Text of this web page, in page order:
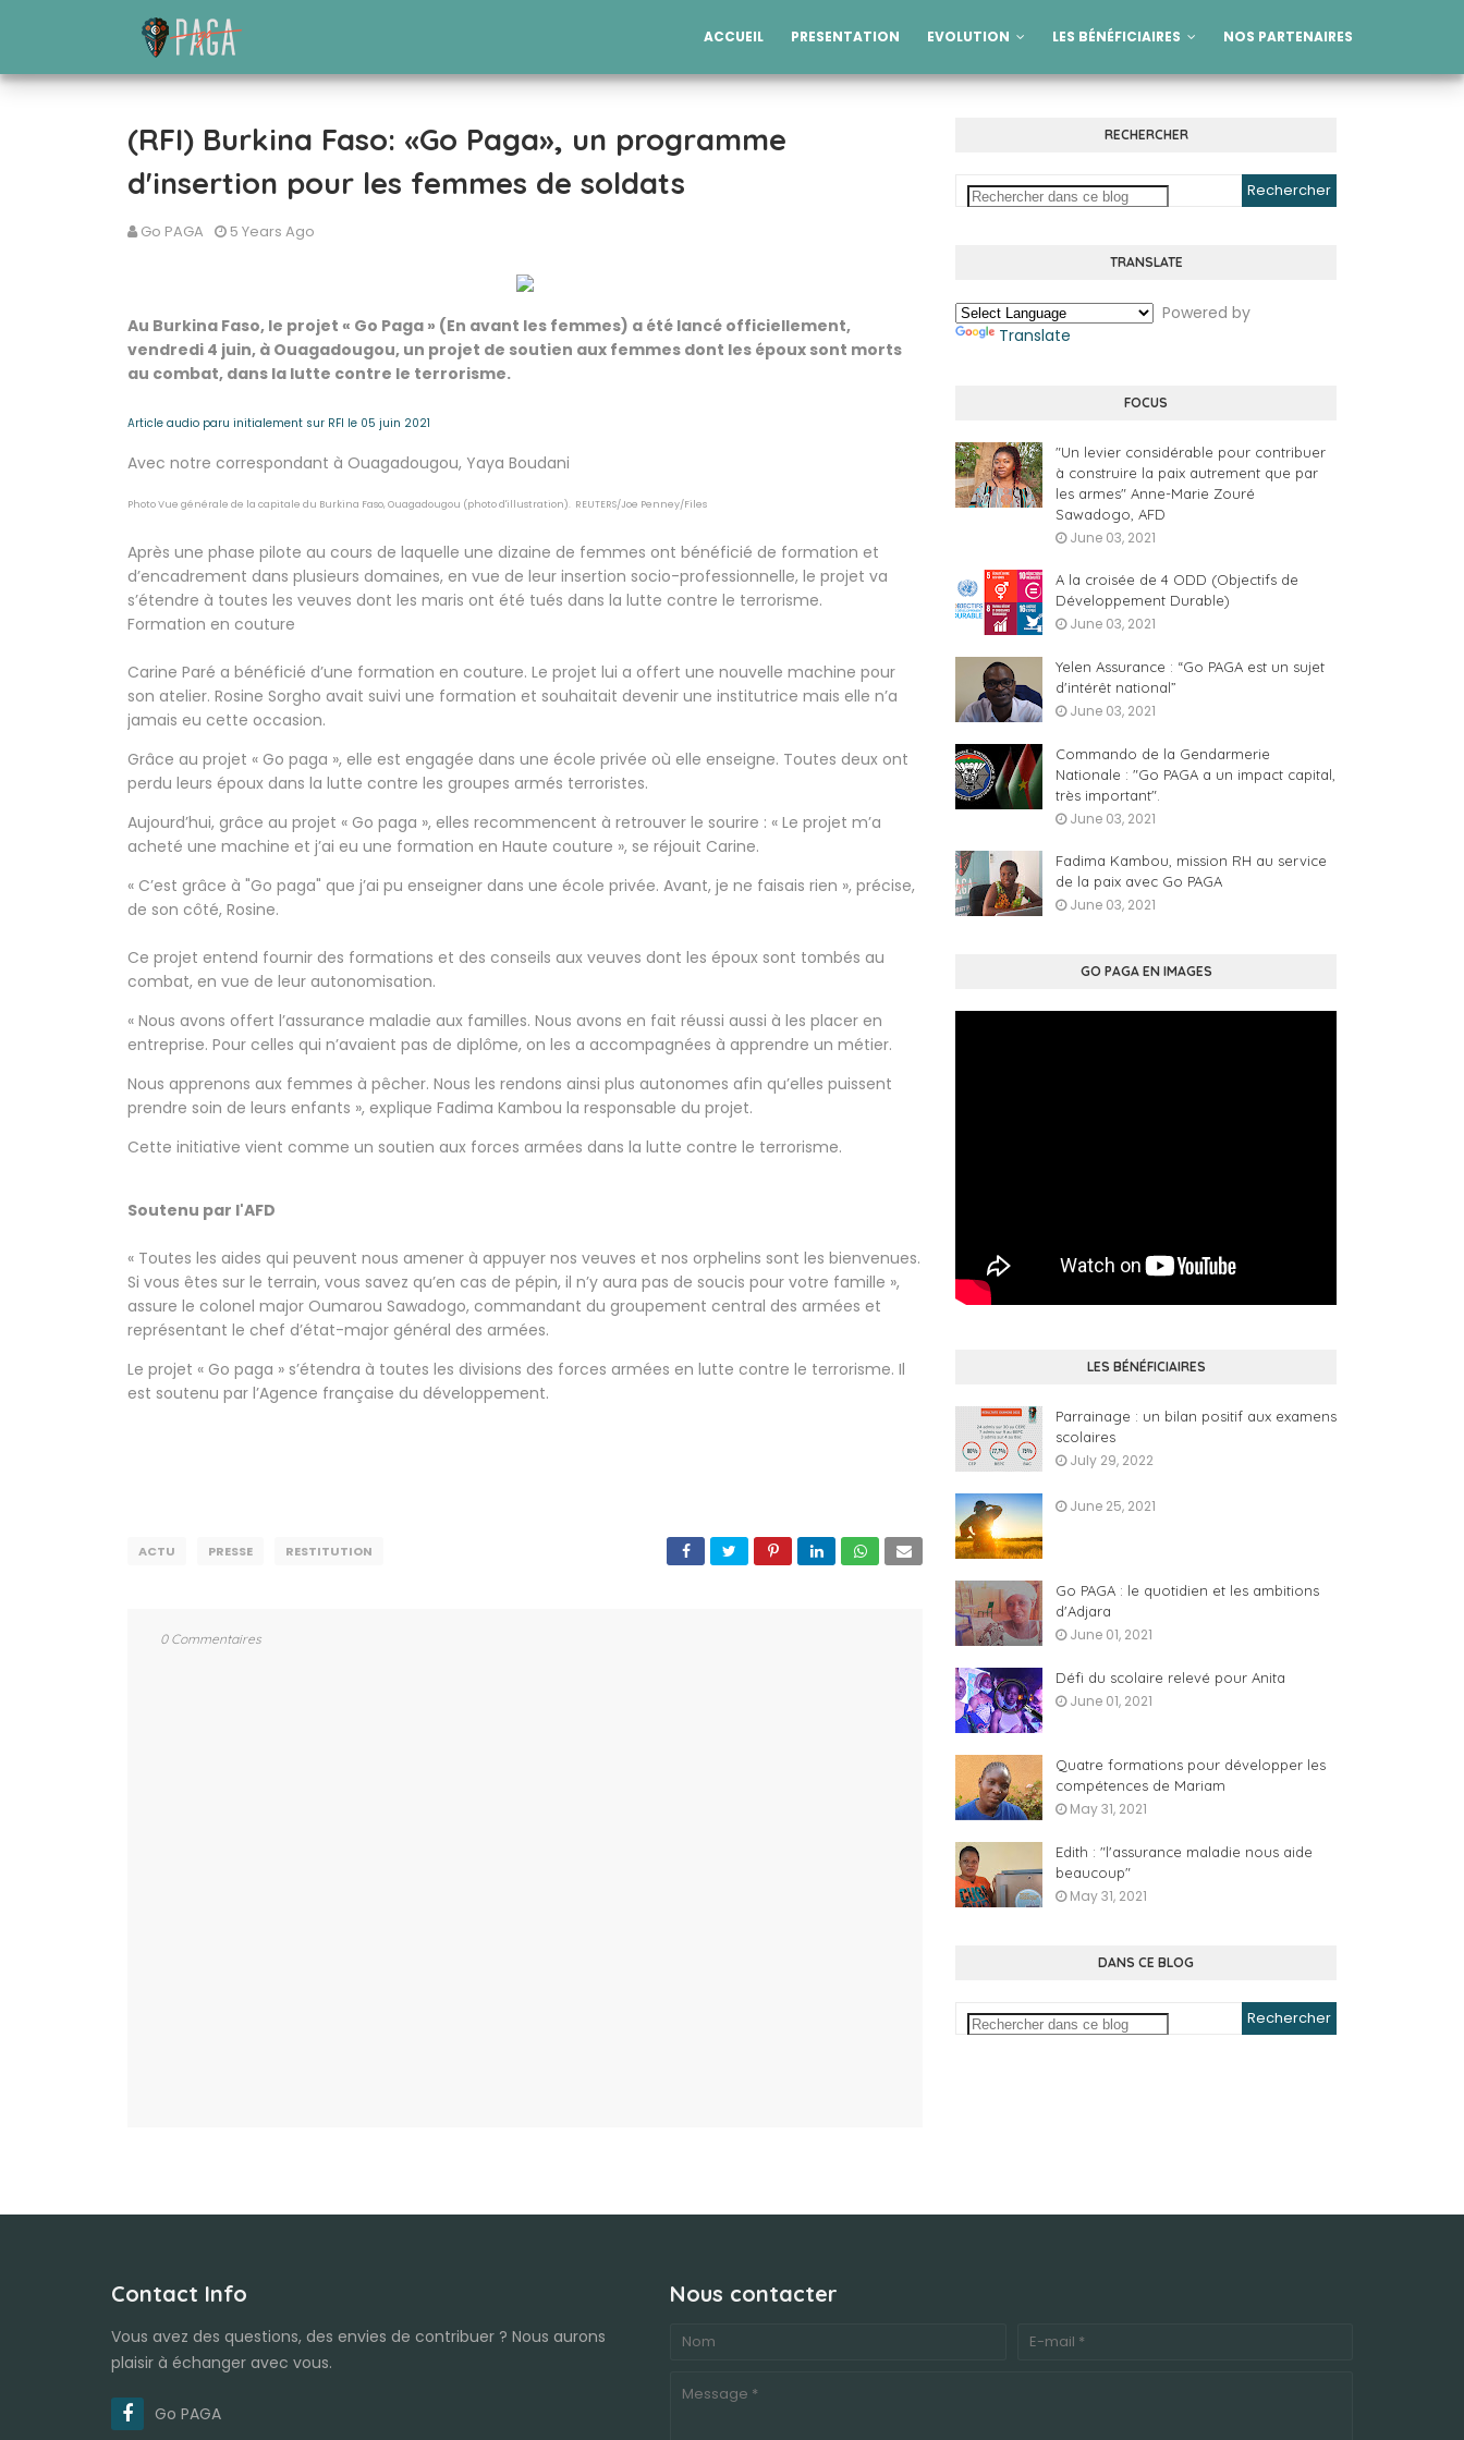
ACCUEIL PRESENTATION EVOLUTION LES BÉNÉFICIAIRES NOS PARTENAIRES
(RFI) Burkina Faso: «Go Paga», un programme
d'insertion pour les femmes de soldats
Go PAGA 5 Years Ago
Au Burkina Faso, le projet « Go Paga » (En avant les femmes) a été lancé officiellement,
vendredi 4 juin, à Ouagadougou, un projet de soutien aux femmes dont les époux sont morts
au combat, dans la lutte contre le terrorisme.
Article audio paru initialement sur RFI le 05 juin 2021
Avec notre correspondant à Ouagadougou, Yaya Boudani
Photo Vue générale de la capitale du Burkina Faso, Ouagadougou (photo d'illustration). REUTERS/Joe Penney/Files
Après une phase pilote au cours de laquelle une dizaine de femmes ont bénéficié de formation et
d’encadrement dans plusieurs domaines, en vue de leur insertion socio-professionnelle, le projet va
s’étendre à toutes les veuves dont les maris ont été tués dans la lutte contre le terrorisme.
Formation en couture
Carine Paré a bénéficié d’une formation en couture. Le projet lui a offert une nouvelle machine pour
son atelier. Rosine Sorgho avait suivi une formation et souhaitait devenir une institutrice mais elle n’a
jamais eu cette occasion.
Grâce au projet « Go paga », elle est engagée dans une école privée où elle enseigne. Toutes deux ont
perdu leurs époux dans la lutte contre les groupes armés terroristes.
Aujourd’hui, grâce au projet « Go paga », elles recommencent à retrouver le sourire : « Le projet m’a
acheté une machine et j’ai eu une formation en Haute couture », se réjouit Carine.
« C’est grâce à "Go paga" que j’ai pu enseigner dans une école privée. Avant, je ne faisais rien », précise,
de son côté, Rosine.
Ce projet entend fournir des formations et des conseils aux veuves dont les époux sont tombés au
combat, en vue de leur autonomisation.
« Nous avons offert l’assurance maladie aux familles. Nous avons en fait réussi aussi à les placer en
entreprise. Pour celles qui n’avaient pas de diplôme, on les a accompagnées à apprendre un métier.
Nous apprenons aux femmes à pêcher. Nous les rendons ainsi plus autonomes afin qu’elles puissent
prendre soin de leurs enfants », explique Fadima Kambou la responsable du projet.
Cette initiative vient comme un soutien aux forces armées dans la lutte contre le terrorisme.
Soutenu par l'AFD
« Toutes les aides qui peuvent nous amener à appuyer nos veuves et nos orphelins sont les bienvenues.
Si vous êtes sur le terrain, vous savez qu’en cas de pépin, il n’y aura pas de soucis pour votre famille »,
assure le colonel major Oumarou Sawadogo, commandant du groupement central des armées et
représentant le chef d’état-major général des armées.
Le projet « Go paga » s’étendra à toutes les divisions des forces armées en lutte contre le terrorisme. Il
est soutenu par l’Agence française du développement.
ACTU PRESSE RESTITUTION
0 Commentaires
RECHERCHER
TRANSLATE
Powered by
Translate
FOCUS
"Un levier considérable pour contribuer
à construire la paix autrement que par
les armes" Anne-Marie Zouré
Sawadogo, AFD
June 03, 2021
A la croisée de 4 ODD (Objectifs de
Développement Durable)
June 03, 2021
Yelen Assurance : “Go PAGA est un sujet
d'intérêt national”
June 03, 2021
Commando de la Gendarmerie
Nationale : "Go PAGA a un impact capital,
très important".
June 03, 2021
Fadima Kambou, mission RH au service
de la paix avec Go PAGA
June 03, 2021
GO PAGA EN IMAGES
LES BÉNÉFICIAIRES
Parrainage : un bilan positif aux examens
scolaires
July 29, 2022
June 25, 2021
Go PAGA : le quotidien et les ambitions
d'Adjara
June 01, 2021
Défi du scolaire relevé pour Anita
June 01, 2021
Quatre formations pour développer les
compétences de Mariam
May 31, 2021
Edith : "l'assurance maladie nous aide
beaucoup"
May 31, 2021
DANS CE BLOG
Contact Info
Vous avez des questions, des envies de contribuer ? Nous aurons
plaisir à échanger avec vous.
Go PAGA
Nous contacter